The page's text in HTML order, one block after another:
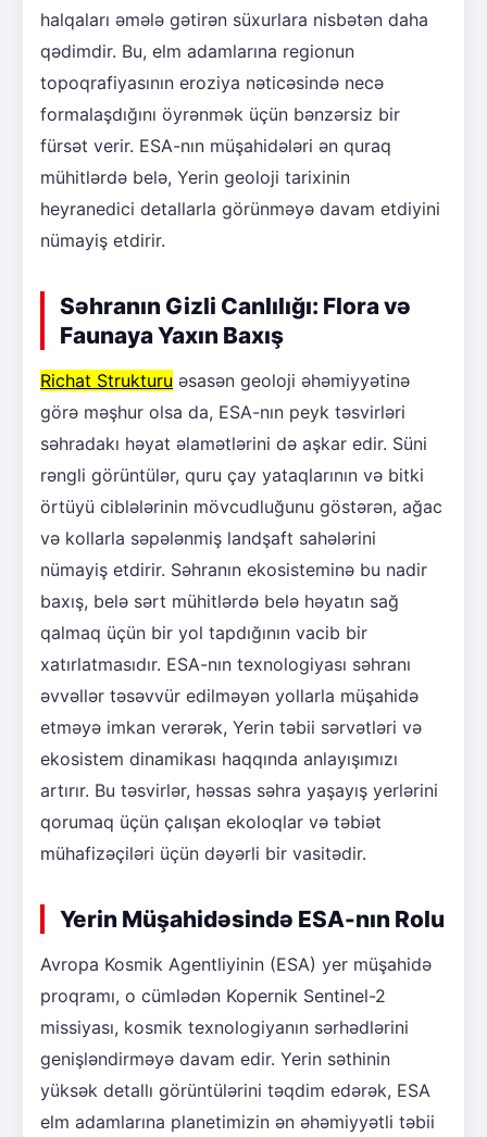
halqaları əmələ gətirən süxurlara nisbətən daha
qədimdir. Bu, elm adamlarına regionun
topoqrafiyasının eroziya nəticəsində necə
formalaşdığını öyrənmək üçün bənzərsiz bir
fürsət verir. ESA-nın müşahidələri ən quraq
mühitlərdə belə, Yerin geoloji tarixinin
heyranedici detallarla görünməyə davam etdiyini
nümayiş etdirir.
Səhranın Gizli Canlılığı: Flora və
Faunaya Yaxın Baxış
Richat Strukturu əsasən geoloji əhəmiyyətinə
görə məşhur olsa da, ESA-nın peyk təsvirləri
səhradakı həyat əlamətlərini də aşkar edir. Süni
rəngli görüntülər, quru çay yataqlarının və bitki
örtüyü ciblələrinin mövcudluğunu göstərən, ağac
və kollarla səpələnmiş landşaft sahələrini
nümayiş etdirir. Səhranın ekosisteminə bu nadir
baxış, belə sərt mühitlərdə belə həyatın sağ
qalmaq üçün bir yol tapdığının vacib bir
xatırlatmasıdır. ESA-nın texnologiyası səhranı
əvvəllər təsəvvür edilməyən yollarla müşahidə
etməyə imkan verərək, Yerin təbii sərvətləri və
ekosistem dinamikası haqqında anlayışımızı
artırır. Bu təsvirlər, həssas səhra yaşayış yerlərini
qorumaq üçün çalışan ekoloqlar və təbiət
mühafizəçiləri üçün dəyərli bir vasitədir.
Yerin Müşahidəsində ESA-nın Rolu
Avropa Kosmik Agentliyinin (ESA) yer müşahidə
proqramı, o cümlədən Kopernik Sentinel-2
missiyası, kosmik texnologiyanın sərhədlərini
genişləndirməyə davam edir. Yerin səthinin
yüksək detallı görüntülərini təqdim edərək, ESA
elm adamlarına planetimizin ən əhəmiyyətli təbii